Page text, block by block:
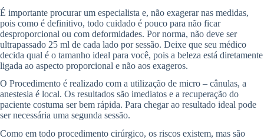
É importante procurar um especialista e, não exagerar nas medidas,
pois como é definitivo, todo cuidado é pouco para não ficar
desproporcional ou com deformidades. Por norma, não deve ser
ultrapassado 25 ml de cada lado por sessão. Deixe que seu médico
decida qual é o tamanho ideal para você, pois a beleza está diretamente
ligada ao aspecto proporcional e não aos exageros.
O Procedimento é realizado com a utilização de micro – cânulas, a
anestesia é local. Os resultados são imediatos e a recuperação do
paciente costuma ser bem rápida. Para chegar ao resultado ideal pode
ser necessária uma segunda sessão.
Como em todo procedimento cirúrgico, os riscos existem, mas são